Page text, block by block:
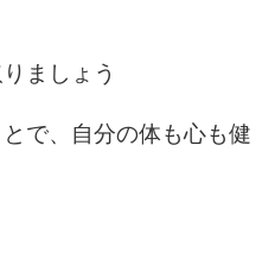
ましょう
で、自分の体も心も健